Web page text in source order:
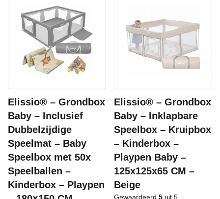
Elissio® – Grondbox
Baby – Inclusief
Dubbelzijdige
Speelmat – Baby
Speelbox met 50x
Speelballen –
Kinderbox – Playpen
Elissio® – Grondbox
Baby – Inklapbare
Speelbox – Kruipbox
– Kinderbox –
Playpen Baby –
125x125x65 CM –
Beige
Gewaardeerd 5 uit 5